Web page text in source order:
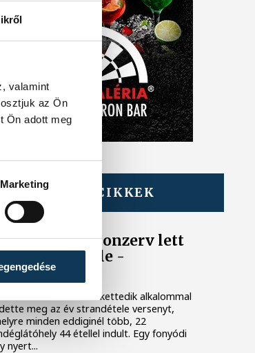
valamint
az Ön
Ön adott meg
MarketingTOVÁBBI CIKKEK
furcsa halkonzerv lett
Év Strandétele -
Balatoni Kör idén tizenkettedik alkalommal
meg az év strandétele versenyt,
minden eddiginél több, 22
44 étellel indult. Egy fonyódi
nyert...